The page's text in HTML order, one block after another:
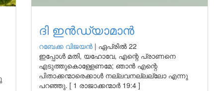
ദി ഇൻഡ്യാമാൻ
റബേക്ക വിജയൻ | ഏപ്രിൽ 22
ഇപ്പോൾ മതി, യഹോവേ, എന്റെ പ്രാണനെ
എടുത്തുകൊള്ളേണമേ; ഞാൻ എന്റെ
പിതാക്കന്മാരെക്കാൾ നല്ലവനല്ലല്ലോ എന്നു
പറഞ്ഞു. [ 1 രാജാക്കന്മാർ 19:4 ]